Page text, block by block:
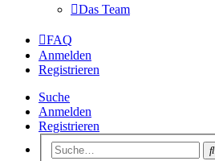
Das Team
FAQ
Anmelden
Registrieren
Suche
Anmelden
Registrieren